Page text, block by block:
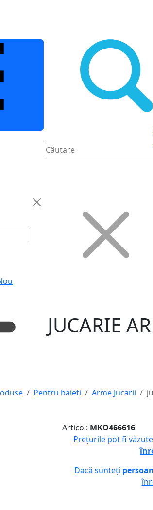
JUCARIE
Pentru baieti Arme Jucarii
Articol: MKO466616
Prețurile pot fi
Dacă sunteți